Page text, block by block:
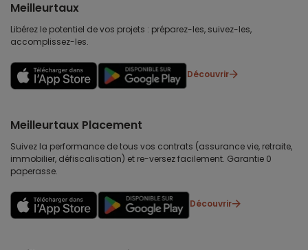
Meilleurtaux
Libérez le potentiel de vos projets : préparez-les, suivez-les,
accomplissez-les.
Découvrir
Meilleurtaux Placement
Suivez la performance de tous vos contrats (assurance vie, retraite,
immobilier, défiscalisation) et re-versez facilement. Garantie 0
paperasse.
Découvrir